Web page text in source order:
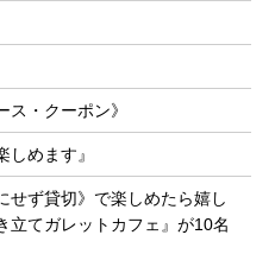
・クーポン》
めます』
せず貸切》で楽しめたら嬉し
立てガレットカフェ』が10名